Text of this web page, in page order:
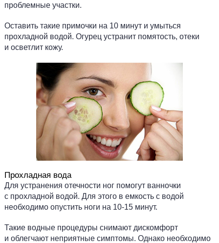
проблемные участки.
Оставить такие примочки на 10 минут и умыться
прохладной водой. Огурец устранит помятость, отеки
и осветлит кожу.
Прохладная вода
Для устранения отечности ног помогут ванночки
с прохладной водой. Для этого в емкость с водой
необходимо опустить ноги на 10-15 минут.
Такие водные процедуры снимают дискомфорт
и облегчают неприятные симптомы. Однако необходимо